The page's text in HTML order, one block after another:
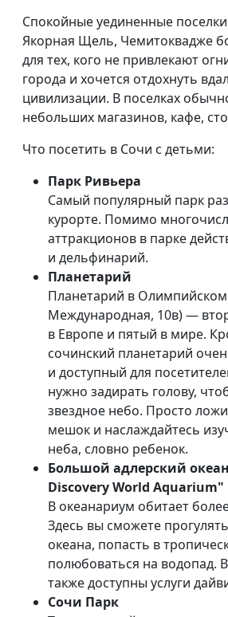
Спокойные уединенные
Якорная Щель, Чемитоквадже
для тех, кого не привлекают
города и хочется отдохнуть
цивилизации. В поселках
небольших магазинов, кафе,
Что посетить в Сочи с детьми:
Парк Ривьера
Самый популярный парк
курорте. Помимо
аттракционов в парке
и дельфинарий.
Планетарий
Планетарий в Олимпийском
Международная, 10в) —
в Европе и пятый в мире.
сочинский планетарий
и доступный для
нужно задирать голову,
звездное небо. Просто
мешок и наслаждайтесь
неба, словно ребенок.
Большой адлерский
Discovery World Aquarium"
В океанариум обитает
Здесь вы сможете
океана, попасть в
полюбоваться на водопад.
также доступны услуги
Сочи Парк